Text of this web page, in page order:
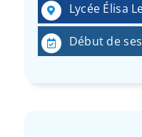
Lycée Élisa
Début de